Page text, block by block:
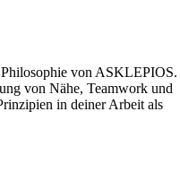
von ASKLEPIOS.
von Nähe, Teamwork und
in deiner Arbeit als